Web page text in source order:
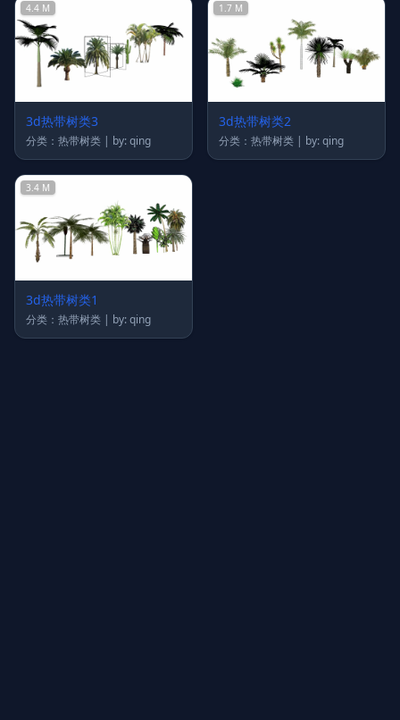
4.4 M
3d热带树类3
分类：热带树类 | by: qing
1.7 M
3d热带树类2
分类：热带树类 | by: qing
3.4 M
3d热带树类1
分类：热带树类 | by: qing